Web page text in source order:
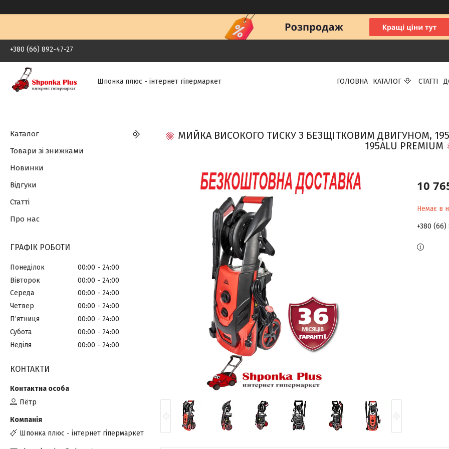
+380 (66) 892-47-27
Шпонка плюс - інтернет гіпермаркет ГОЛОВНА КАТАЛОГ СТАТТІ
МИЙКА ВИСОКОГО ТИСКУ З БЕЗЩІТКОВИМ ДВИГУНОМ, 195
195ALU PREMIUM
10
Немає в
+380 (66)
Каталог
Товари зі знижками
Новинки
Відгуки
Статті
Про нас
ГРАФІК РОБОТИ
Понеділок 00:00
24:00
Вівторок
00:00
24:00
Середа
00:00
24:00
Четвер
00:00
24:00
Пʼятниця
00:00
24:00
Субота
00:00
24:00
Неділя
00:00 24:00
КОНТАКТИ
Пётр
Шпонка плюс - інтернет гіпермаркет